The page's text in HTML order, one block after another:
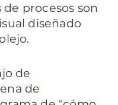
de procesos son
diseñado
de
de